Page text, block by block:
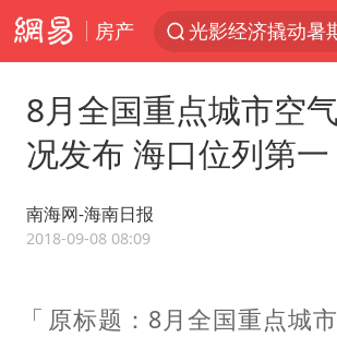
房产
光影经济撬动暑
8月全国重点城市空
况发布 海口位列第一
南海网-海南日报
2018-09-08 08:09
原标题：8月全国重点城